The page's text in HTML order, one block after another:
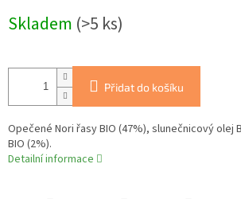
cena:
Skladem (>5 ks)
Přidat do košíku
Opečené Nori řasy BIO (47%), slunečnicový olej
BIO (2%).
Detailní informace